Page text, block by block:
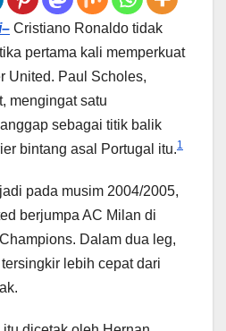
Cristiano Ronaldo tidak
pertama kali memperkuat
United. Paul Scholes,
mengingat satu
sebagai titik balik
bintang asal Portugal itu.1
pada musim 2004/2005,
berjumpa AC Milan di
Dalam dua leg,
lebih cepat dari